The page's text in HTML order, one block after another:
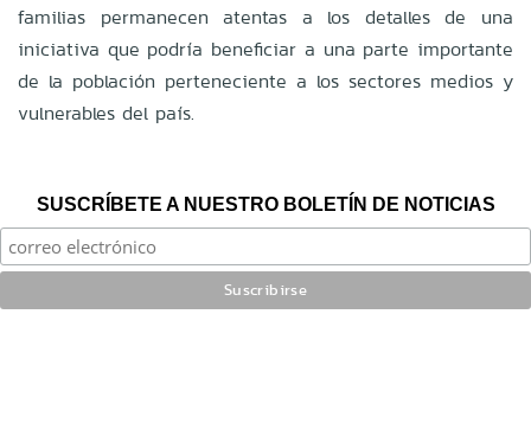
familias permanecen atentas a los detalles de una
iniciativa que podría beneficiar a una parte importante
de la población perteneciente a los sectores medios y
vulnerables del país.
SUSCRÍBETE A NUESTRO BOLETÍN DE NOTICIAS